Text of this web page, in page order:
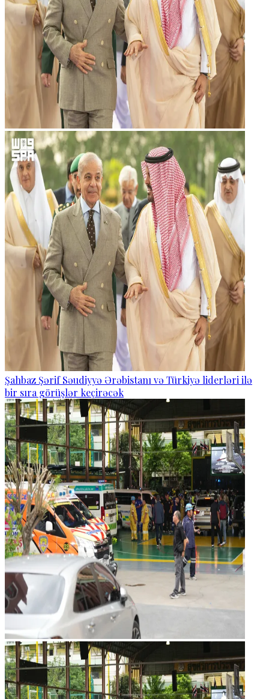
Şahbaz Şərif Səudiyyə Ərəbistanı və Türkiyə liderləri ilə
bir sıra görüşlər keçirəcək